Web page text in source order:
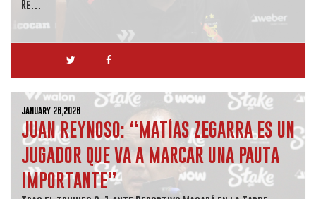
Re…
January 26,2026
JUAN REYNOSO: “MATÍAS ZEGARRA ES UN
JUGADOR QUE VA A MARCAR UNA PAUTA
IMPORTANTE”